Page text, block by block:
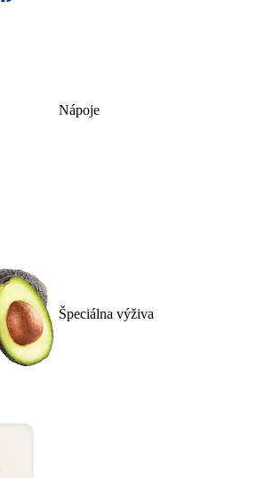
Nápoje
Špeciálna výživa